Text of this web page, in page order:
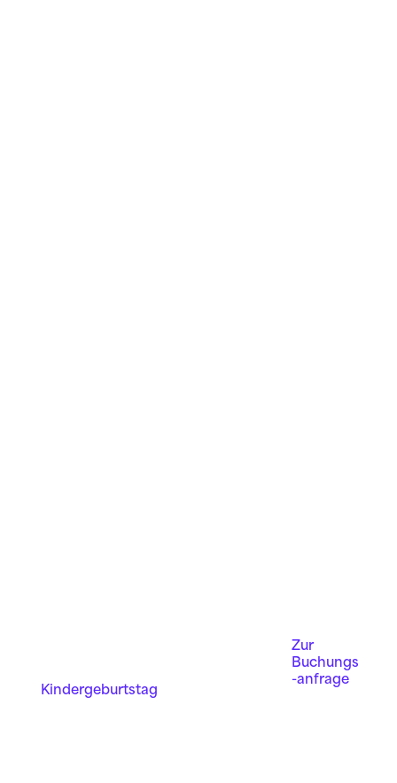
Kinder­geburts­tag
Zur
Buchungs
-anfrage